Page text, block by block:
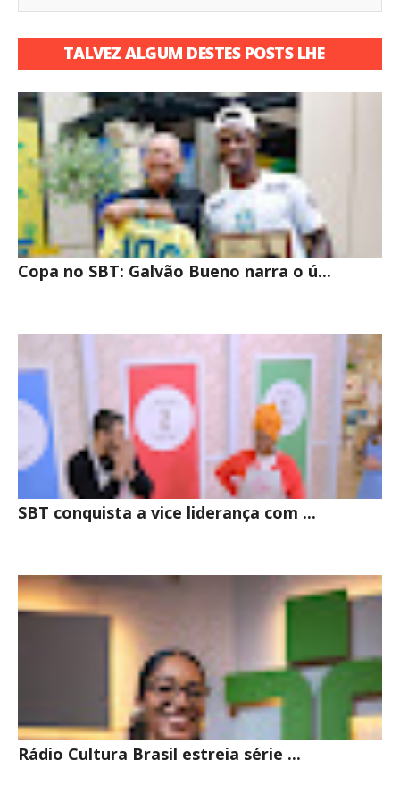
TALVEZ ALGUM DESTES POSTS LHE
Copa no SBT: Galvão Bueno narra o ú...
SBT conquista a vice liderança com ...
Rádio Cultura Brasil estreia série ...